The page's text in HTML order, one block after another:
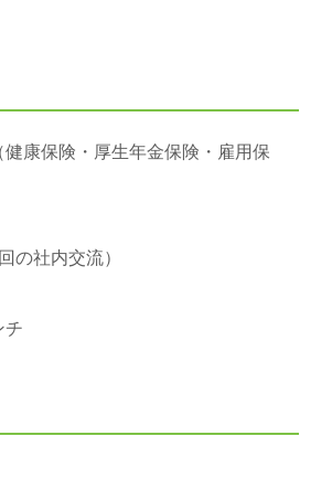
康保険・厚生年金保険・雇用保
の社内交流）
チ